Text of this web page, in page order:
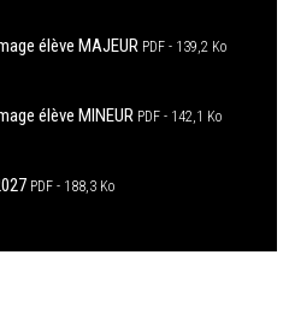
élève MAJEUR PDF 139,2 Ko
élève MINEUR PDF 142,1 Ko
PDF 188,3 Ko